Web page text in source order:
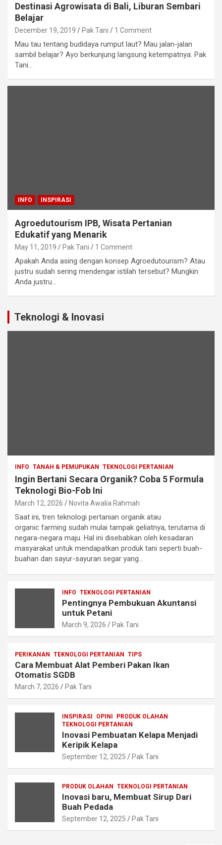
Destinasi Agrowisata di Bali, Liburan Sembari
Belajar
December 19, 2019 Pak Tani 1 Comment
Mau tau tentang budidaya rumput laut? Mau jalan-jalan
sambil belajar? Ayo berkunjung langsung ketempatnya. Pak
Tani…
INFO INSPIRASI
Agroedutourism IPB, Wisata Pertanian
Edukatif yang Menarik
May 11, 2019 Pak Tani 1 Comment
Apakah Anda asing dengan konsep Agroedutourism? Atau
justru sudah sering mendengar istilah tersebut? Mungkin
Anda justru…
Teknologi & Inovasi
INFO TANAH & PEMUPUKAN TEKNOLOGI PERTANIAN
Ingin Bertani Secara Organik? Coba 5 Formula
Teknologi Bio-Fob Ini
March 12, 2026 Novita Awalia Rahmah
Saat ini, tren teknologi pertanian organik atau
organic farming sudah mulai tampak geliatnya, terutama di
negara-negara maju. Hal ini disebabkan oleh kesadaran
masyarakat untuk mendapatkan produk tani seperti buah-
buahan dan sayur-sayuran segar yang…
INFO TEKNOLOGI PERTANIAN
Pentingnya Pembukuan Akuntansi
untuk Petani
March 9, 2026 Pak Tani
PERIKANAN TEKNOLOGI PERTANIAN TIPS
Cara Membuat Alat Pemberi Pakan Ikan
Otomatis SGDB
March 7, 2026 Pak Tani
INSPIRASI OPINI
PRODUK OLAHAN
TEKNOLOGI PERTANIAN
Inovasi Pembuatan Kelapa Menjadi
Keripik Kelapa
September 12, 2025 Pak Tani
PRODUK OLAHAN TEKNOLOGI PERTANIAN
Inovasi baru, Membuat Sirup Dari
Buah Pedada
September 12, 2025 Pak Tani